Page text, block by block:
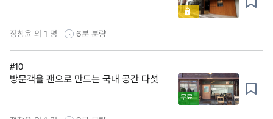
정창윤 외 1 명 6분 분량
#10
방문객을 팬으로 만드는 국내 공간 다섯
무료